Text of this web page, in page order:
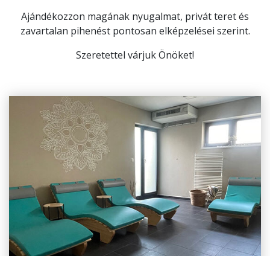
Ajándékozzon magának nyugalmat, privát teret és
zavartalan pihenést pontosan elképzelései szerint.
Szeretettel várjuk Önöket!